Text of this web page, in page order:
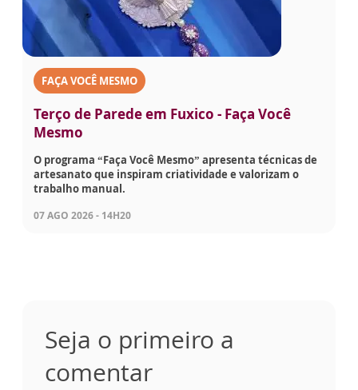
FAÇA VOCÊ MESMO
Terço de Parede em Fuxico - Faça Você
Mesmo
O programa “Faça Você Mesmo” apresenta técnicas de
artesanato que inspiram criatividade e valorizam o
trabalho manual.
07 AGO 2026 - 14H20
Seja o primeiro a
comentar